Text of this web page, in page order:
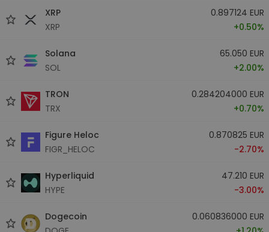
XRP
XRP
0.897124 EUR
+0.50%
Solana
SOL
65.050 EUR
+2.00%
TRON
TRX
0.284204000 EUR
+0.70%
Figure Heloc
FIGR_HELOC
0.870825 EUR
-2.70%
Hyperliquid
HYPE
47.210 EUR
-3.00%
Dogecoin
0.060836000 EUR